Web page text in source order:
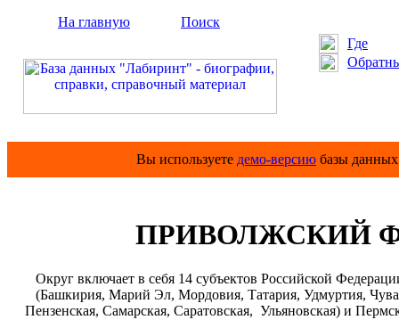
На главную
Поиск
Где
Вы используете демо-версию базы
ПРИВОЛЖСКИЙ
Округ включает в себя 14 субъектов Российской
(Башкирия, Марий Эл, Мордовия, Татария, Удмуртия,
Пензенская, Самарская, Саратовская, Ульяновская) и